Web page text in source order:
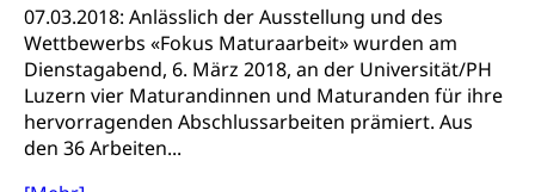
07.03.2018: Anlässlich der Ausstellung und des
Wettbewerbs «Fokus Maturaarbeit» wurden am
Dienstagabend, 6. März 2018, an der Universität/PH
Luzern vier Maturandinnen und Maturanden für ihre
hervorragenden Abschlussarbeiten prämiert. Aus
den 36 Arbeiten...
Soziales und Gesellschaft (Dienststelle)
Opferhilfe
Arbeitslosenversicherung (WAS Luzern)
Invalidenversicherung (WAS Luzern)
Betäubungsmittel, Suchtmittel, Psychopharmaka
Fachstelle Sucht Region Luzern
Drogen (Polizei)
Gesundheitsversorgung
Gesundheitsversorgung, Spital, Pflegeinitiative,
Ambulant vor stationär, AVOS, Patientendossier
AHV / IV